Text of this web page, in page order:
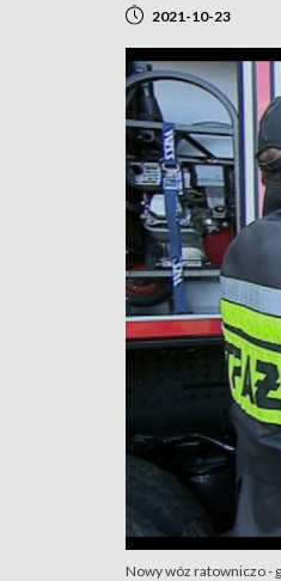
2021-10-23
Nowy wóz ratowniczo -